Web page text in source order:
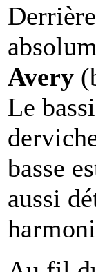
Avery
Le
basse
aussi